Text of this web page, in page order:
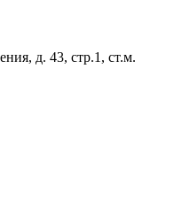
д. 43, стр.1, ст.м.